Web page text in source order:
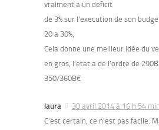
vraiment a un deficit
de 3% sur l’execution de son
20 a 30%,
Cela donne une meilleur idée du
en gros, l’etat a de l’ordre de
350/360B€
laura
30 avril 2014 à 16 h 54 min
C’est certain, ce n’est pas facile.